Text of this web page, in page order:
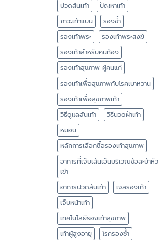
ปวดส้นเท้า
ปัญหาเท้า
ภาวะเท้าแบน
รองช้ำ
รองเท้าพระ
รองเท้าพระสงฆ์
รองเท้าสำหรับคนท้อง
รองเท้าสุขภาพ ผู้คนแก่
รองเท้าเพื่อสุขภาพกับโรคเบาหวาน
รองเท้าเพื่อสุขภาพเท้า
วิธีดูแลส้นเท้า
วิธีนวดฝ่าเท้า
หมอน
หลักการเลือกซื้อรองเท้าสุขภาพ
อาการที่เจ็บเส้นเอ็นบริเวณข้อสะบ้าหัว
เข่า
อาการปวดส้นเท้า
เจลรองเท้า
เจ็บหน้าเท้า
เทคโนโลยีรองเท้าสุขภาพ
เท้าผู้สูงอายุ
โรครองช้ำ